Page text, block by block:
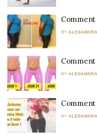
Comment
BY
BY
Comment
BY